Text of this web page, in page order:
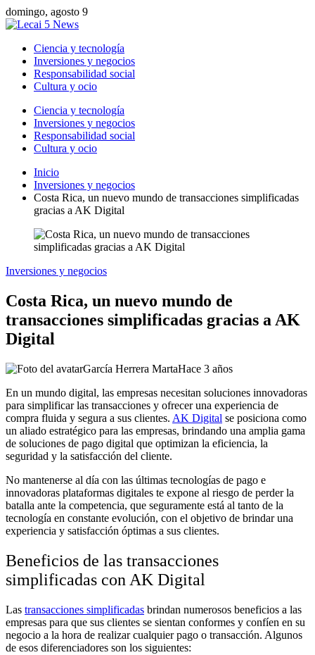
domingo, agosto 9
Ciencia y tecnología
Inversiones y negocios
Responsabilidad social
Cultura y ocio
Ciencia y tecnología
Inversiones y negocios
Responsabilidad social
Cultura y ocio
Inicio
Inversiones y negocios
Costa Rica, un nuevo mundo de transacciones simplificadas
gracias a AK Digital
Inversiones y negocios
Costa Rica, un nuevo mundo de
transacciones simplificadas gracias a AK
Digital
García Herrera MartaHace 3 años
En un mundo digital, las empresas necesitan soluciones innovadoras
para simplificar las transacciones y ofrecer una experiencia de
compra fluida y segura a sus clientes. AK Digital se posiciona como
un aliado estratégico para las empresas, brindando una amplia gama
de soluciones de pago digital que optimizan la eficiencia, la
seguridad y la satisfacción del cliente.
No mantenerse al día con las últimas tecnologías de pago e
innovadoras plataformas digitales te expone al riesgo de perder la
batalla ante la competencia, que seguramente está al tanto de la
tecnología en constante evolución, con el objetivo de brindar una
experiencia y satisfacción óptimas a sus clientes.
Beneficios de las transacciones
simplificadas con AK Digital
Las transacciones simplificadas brindan numerosos beneficios a las
empresas para que sus clientes se sientan conformes y confíen en su
negocio a la hora de realizarcualquier pago o transacción. Algunos
de esos diferenciadores son los siguientes: